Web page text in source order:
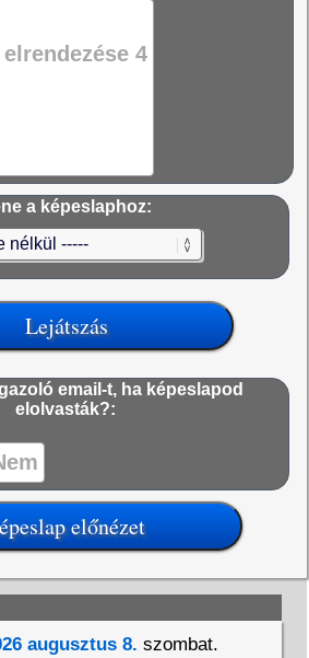
a képeslaphoz:
email-t, ha képeslapod
elolvasták?:
augusztus 8. szombat.